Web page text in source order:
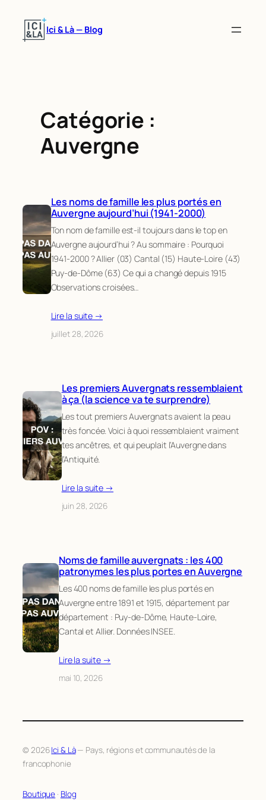
contenu
Ici & Là — Blog
Catégorie :
Auvergne
Les noms de famille les plus portés en
Auvergne aujourd’hui (1941-2000)
Ton nom de famille est-il toujours dans le top en
Auvergne aujourd’hui ? Au sommaire : Pourquoi
1941-2000 ? Allier (03) Cantal (15) Haute-Loire (43)
Puy-de-Dôme (63) Ce qui a changé depuis 1915
Observations croisées…
Lire la suite →
juillet 28, 2026
Les premiers Auvergnats ressemblaient
à ça (la science va te surprendre)
Les tout premiers Auvergnats avaient la peau
très foncée. Voici à quoi ressemblaient vraiment
tes ancêtres, et qui peuplait l’Auvergne dans
l’Antiquité.
Lire la suite →
juin 28, 2026
Noms de famille auvergnats : les 400
patronymes les plus portes en Auvergne
Les 400 noms de famille les plus portés en
Auvergne entre 1891 et 1915, département par
département : Puy-de-Dôme, Haute-Loire,
Cantal et Allier. Données INSEE.
Lire la suite →
mai 10, 2026
© 2026Ici & Là— Pays, régions et communautés de la
francophonie
Boutique · Blog